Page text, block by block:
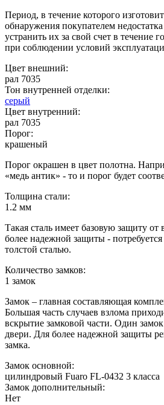
Период, в течение которого
обнаружения покупателем
устранить их за свой счет в течение
при соблюдении условий
Цвет внешний:
рал 7035
Тон внутренней отделки:
серый
Цвет внутренний:
рал 7035
Порог:
крашеный
Порог окрашен в цвет полотна.
«медь антик» - то и порог будет
Толщина стали:
1.2 мм
Такая сталь имеет базовую защиту от
более надежной защиты - потребуется
толстой сталью.
Количество замков:
1 замок
Замок – главная составляющая
Большая часть случаев взлома
вскрытие замковой части. Один
двери. Для более надежной защиты
замка.
Замок основной:
цилиндровый Fuaro FL-0432 3 класса
Замок дополнительный:
Нет